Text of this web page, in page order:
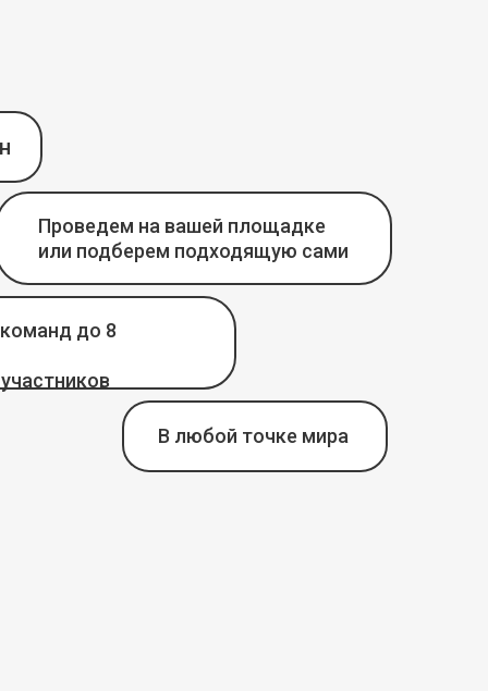
Проведем на вашей площадке
или подберем подходящую сами
до 8
В любой точке мира